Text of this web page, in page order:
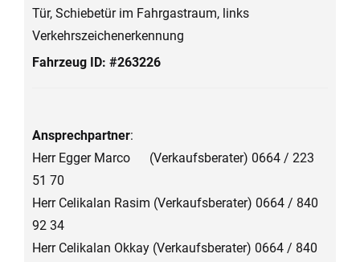
Tür, Schiebetür im Fahrgastraum, links
Verkehrszeichenerkennung
Fahrzeug ID: #263226
Ansprechpartner:
Herr Egger Marco (Verkaufsberater) 0664 / 223
51 70
Herr Celikalan Rasim (Verkaufsberater) 0664 / 840
92 34
Herr Celikalan Okkay (Verkaufsberater) 0664 / 840